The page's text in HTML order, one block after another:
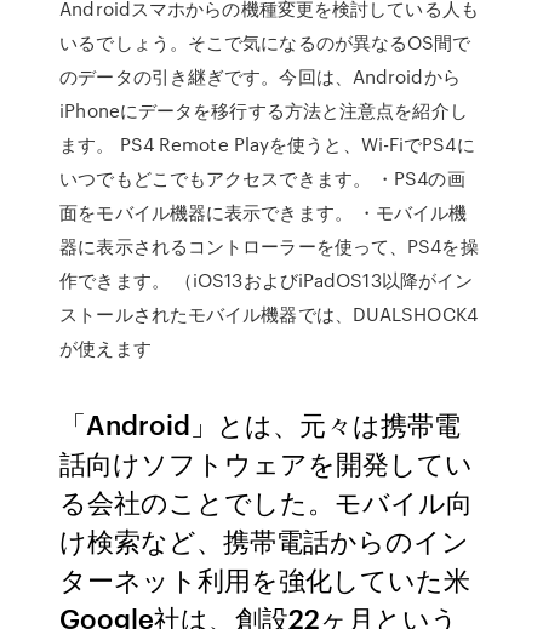
Androidスマホからの機種変更を検討している人も
いるでしょう。そこで気になるのが異なるOS間で
のデータの引き継ぎです。今回は、Androidから
iPhoneにデータを移行する方法と注意点を紹介し
ます。 ‎PS4 Remote Playを使うと、Wi-FiでPS4に
いつでもどこでもアクセスできます。 ・PS4の画
面をモバイル機器に表示できます。 ・モバイル機
器に表示されるコントローラーを使って、PS4を操
作できます。 （iOS13およびiPadOS13以降がイン
ストールされたモバイル機器では、DUALSHOCK4
が使えます
「Android」とは、元々は携帯電
話向けソフトウェアを開発してい
る会社のことでした。モバイル向
け検索など、携帯電話からのイン
ターネット利用を強化していた米
Google社は、創設22ヶ月という